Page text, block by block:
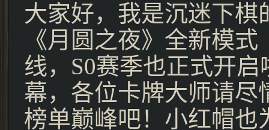
大家好，我是沉迷下棋
《月圆之夜》全新模
线，S0赛季也正式开
幕，各位卡牌大师请尽
榜单巅峰吧！小红帽也